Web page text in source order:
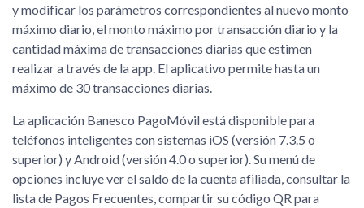
y modificar los parámetros correspondientes al nuevo monto
máximo diario, el monto máximo por transacción diario y la
cantidad máxima de transacciones diarias que estimen
realizar a través de la app. El aplicativo permite hasta un
máximo de 30 transacciones diarias.
La aplicación Banesco PagoMóvil está disponible para
teléfonos inteligentes con sistemas iOS (versión 7.3.5 o
superior) y Android (versión 4.0 o superior). Su menú de
opciones incluye ver el saldo de la cuenta afiliada, consultar la
lista de Pagos Frecuentes, compartir su código QR para